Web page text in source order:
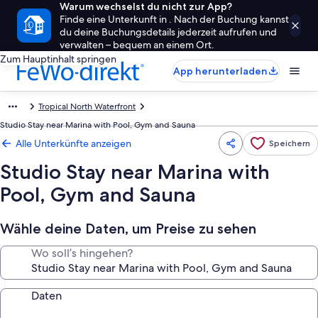
Warum wechselst du nicht zur App?
Finde eine Unterkunft in . Nach der Buchung kannst
du deine Buchungsdetails jederzeit aufrufen und
verwalten – bequem an einem Ort.
Zum Hauptinhalt springen
App herunterladen
Tropical North Waterfront
Studio Stay near Marina with Pool, Gym and Sauna
Alle Unterkünfte anzeigen Speichern
Studio Stay near Marina with
Pool, Gym and Sauna
Wähle deine Daten, um Preise zu sehen
Wo soll’s hingehen?
Daten